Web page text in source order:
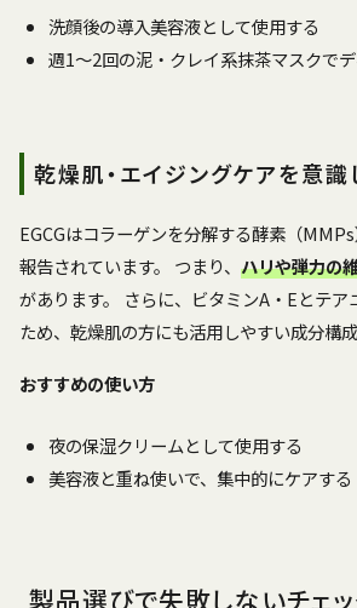
洗顔後の導入美容液として使用する
週1〜2回の泥・クレイ系抹茶マスクで
乾燥肌・エイジングケアを意識
EGCGはコラーゲンを分解する酵素（
報告されています。 つまり、 ハリや弾力の
があります。 さらに、ビタミンA・Eとテア
ため、乾燥肌の方にも活用しやすい成分構成
おすすめの使い方
夜の保湿クリームとして使用する
美容液と重ね使いで、集中的にケアする
製品選びで失敗しないチェッ